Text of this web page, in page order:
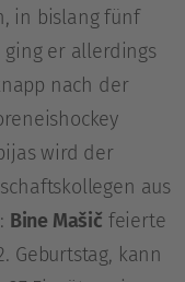
in bislang fünf
ging er allerdings
nach der
wird der
aus
Bine Mašič feierte
Geburtstag, kann